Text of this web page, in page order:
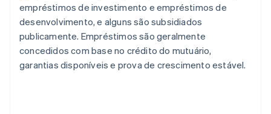
empréstimos de investimento e empréstimos de
desenvolvimento, e alguns são subsidiados
publicamente. Empréstimos são geralmente
concedidos com base no crédito do mutuário,
garantias disponíveis e prova de crescimento estável.